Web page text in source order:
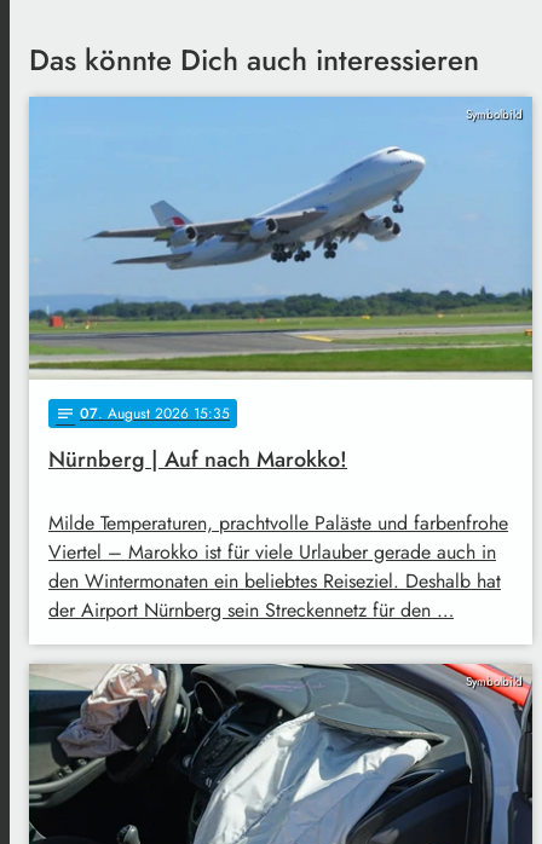
Das könnte Dich auch interessieren
Symbolbild
notes 07. August 2026 15:35
Nürnberg | Auf nach Marokko!
Milde Temperaturen, prachtvolle Paläste und farbenfrohe
Viertel – Marokko ist für viele Urlauber gerade auch in
den Wintermonaten ein beliebtes Reiseziel. Deshalb hat
der Airport Nürnberg sein Streckennetz für den …
Symbolbild